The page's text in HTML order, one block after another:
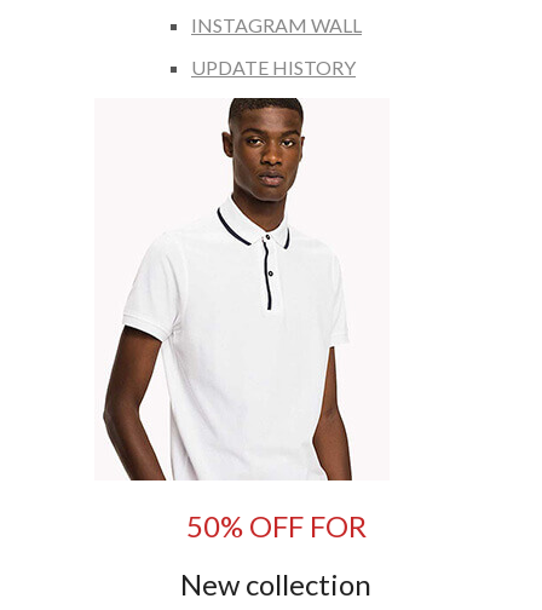
INSTAGRAM WALL
UPDATE HISTORY
50% OFF FOR
New collection